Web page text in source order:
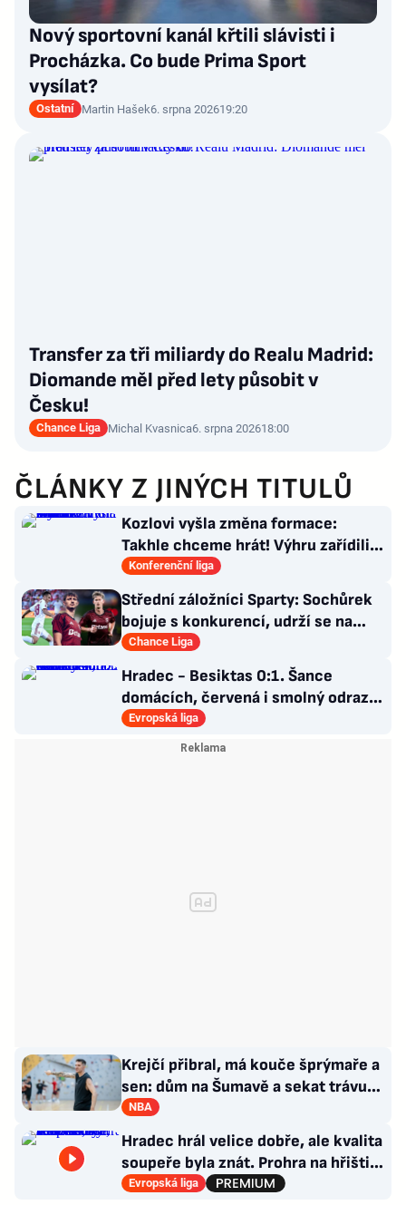
Nový sportovní kanál křtili slávisti i
Procházka. Co bude Prima Sport
vysílat?
Ostatní Martin Hašek6. srpna 202619:20
Transfer za tři miliardy do Realu Madrid:
Diomande měl před lety působit v
Česku!
Chance Liga Michal Kvasnica6. srpna 202618:00
ČLÁNKY Z JINÝCH TITULŮ
Kozlovi vyšla změna formace:
Takhle chceme hrát! Výhru zařídili
sváteční hlavičkáři
Konferenční liga
Střední záložníci Sparty: Sochůrek
bojuje s konkurencí, udrží se na
Letné Hollý?
Chance Liga
Hradec - Besiktas 0:1. Šance
domácích, červená i smolný odraz.
Votroci budou dotahovat
Evropská liga
Krejčí přibral, má kouče šprýmaře a
sen: dům na Šumavě a sekat trávu
jako Forrest Gump
NBA
Hradec hrál velice dobře, ale kvalita
soupeře byla znát. Prohra na hřišti,
výhra v hledišti
Evropská liga